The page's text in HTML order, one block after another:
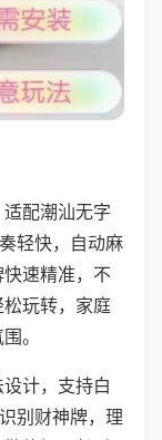
适配潮汕无字
轻快，自动麻
速精准，不
玩转，家庭
。
计，支持白
别财神牌，理